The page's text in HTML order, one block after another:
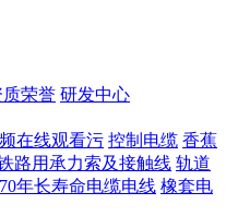
质荣誉 研发中心
在线观看污 控制电缆 香蕉
路用承力索及接触线 轨道
70年长寿命电缆电线 橡套电